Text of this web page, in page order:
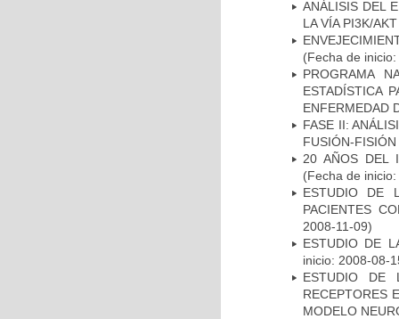
ANÁLISIS DEL
LA VÍA PI3K/
(Fecha de
PROGRAMA
ESTADÍSTICA
ENFERMEDAD
FASE II:
FUSIÓN-
20 AÑOS DEL
(Fecha de
ESTUDIO DE
PACIENTES
2008-11-09)
ESTUDIO DE
inicio: 2008-08-
ESTUDIO DE
RECEPTORES
MODELO